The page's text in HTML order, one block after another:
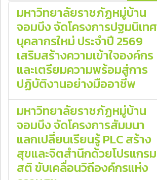
มหาวิทยาลัยราชภัฏหมู่บ้าน
จอมบึง จัดโครงการปฐมนิเทศ
บุคลากรใหม่ ประจำปี 2569
เสริมสร้างความเข้าใจองค์กร
และเตรียมความพร้อมสู่การ
ปฏิบัติงานอย่างมืออาชีพ
มหาวิทยาลัยราชภัฏหมู่บ้าน
จอมบึง จัดโครงการสัมมนา
แลกเปลี่ยนเรียนรู้ PLC สร้าง
สุขและจิตสำนึกด้วยโปรแกรม
สติ ขับเคลื่อนวิถีองค์กรแห่ง